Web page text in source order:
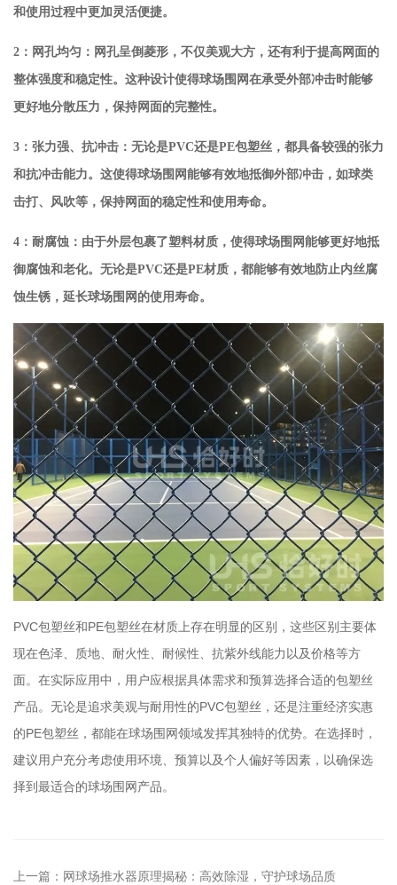
和使用过程中更加灵活便捷。
2：网孔均匀：网孔呈倒菱形，不仅美观大方，还有利于提高网面的
整体强度和稳定性。这种设计使得球场围网在承受外部冲击时能够
更好地分散压力，保持网面的完整性。
3：张力强、抗冲击：无论是PVC还是PE包塑丝，都具备较强的张力
和抗冲击能力。这使得球场围网能够有效地抵御外部冲击，如球类
击打、风吹等，保持网面的稳定性和使用寿命。
4：耐腐蚀：由于外层包裹了塑料材质，使得球场围网能够更好地抵
御腐蚀和老化。无论是PVC还是PE材质，都能够有效地防止内丝腐
蚀生锈，延长球场围网的使用寿命。
PVC包塑丝和PE包塑丝在材质上存在明显的区别，这些区别主要体
现在色泽、质地、耐火性、耐候性、抗紫外线能力以及价格等方
面。在实际应用中，用户应根据具体需求和预算选择合适的包塑丝
产品。无论是追求美观与耐用性的PVC包塑丝，还是注重经济实惠
的PE包塑丝，都能在球场围网领域发挥其独特的优势。在选择时，
建议用户充分考虑使用环境、预算以及个人偏好等因素，以确保选
择到最适合的球场围网产品。
上一篇： 网球场推水器原理揭秘：高效除湿，守护球场品质